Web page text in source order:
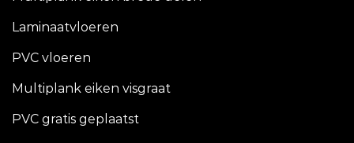
Laminaatvloeren
PVC vloeren
Multiplank eiken visgraat
PVC gratis geplaatst